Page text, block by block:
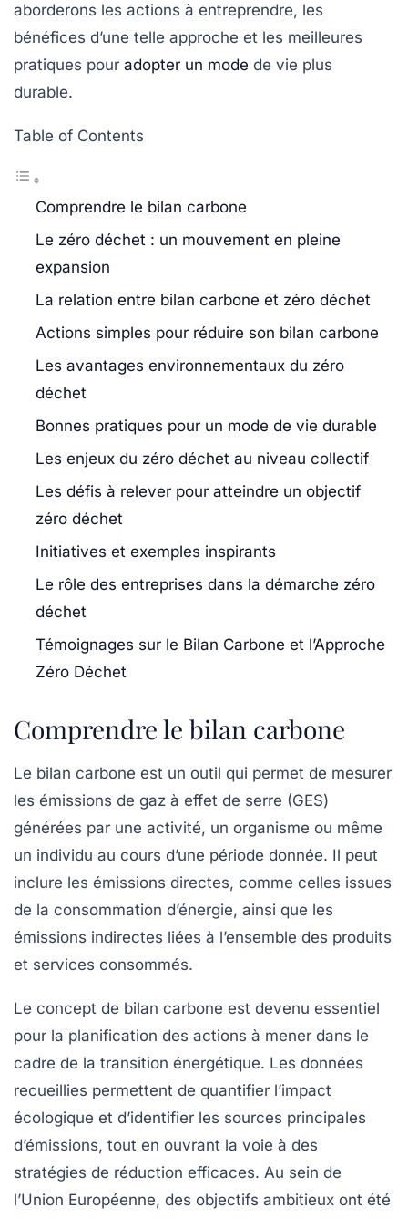
aborderons les actions à entreprendre, les
bénéfices d’une telle approche et les meilleures
pratiques pour adopter un mode de vie plus
durable.
Table of Contents
Comprendre le bilan carbone
Le zéro déchet : un mouvement en pleine
expansion
La relation entre bilan carbone et zéro déchet
Actions simples pour réduire son bilan carbone
Les avantages environnementaux du zéro
déchet
Bonnes pratiques pour un mode de vie durable
Les enjeux du zéro déchet au niveau collectif
Les défis à relever pour atteindre un objectif
zéro déchet
Initiatives et exemples inspirants
Le rôle des entreprises dans la démarche zéro
déchet
Témoignages sur le Bilan Carbone et l’Approche
Zéro Déchet
Comprendre le bilan carbone
Le bilan carbone est un outil qui permet de mesurer
les émissions de gaz à effet de serre (GES)
générées par une activité, un organisme ou même
un individu au cours d’une période donnée. Il peut
inclure les émissions directes, comme celles issues
de la consommation d’énergie, ainsi que les
émissions indirectes liées à l’ensemble des produits
et services consommés.
Le concept de bilan carbone est devenu essentiel
pour la planification des actions à mener dans le
cadre de la transition énergétique. Les données
recueillies permettent de quantifier l’impact
écologique et d’identifier les sources principales
d’émissions, tout en ouvrant la voie à des
stratégies de réduction efficaces. Au sein de
l’Union Européenne, des objectifs ambitieux ont été